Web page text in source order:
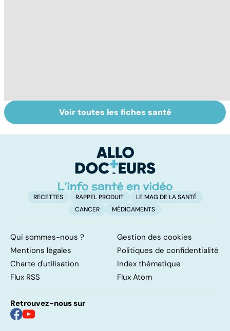
Tout savoir sur
les infections
Inflammation des
amygdales : que
d'angine ?
Voir toutes les fiches santé
RECETTES RAPPEL PRODUIT
LE MAG DE LA SANTÉ
CANCER
MÉDICAMENTS
Qui sommes-nous ?
Gestion des cookies
Mentions légales
Politiques de confidentialité
Charte d'utilisation
Index thématique
Flux RSS
Flux Atom
Retrouvez-nous sur